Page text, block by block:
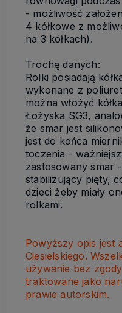
- możliwość
4 kółkowe z
na 3 kółkach).
Trochę danych:
Rolki posiadają
wykonane z
można włożyć
Łożyska SG3,
że smar jest
jest do końca
toczenia -
zastosowany smar -
stabilizujący pięty,
dzieci żeby miały
rolkami.
Powyższy opis jest
Ciesielskiego.
używanie bez
traktowane jako
prawie autorskim.